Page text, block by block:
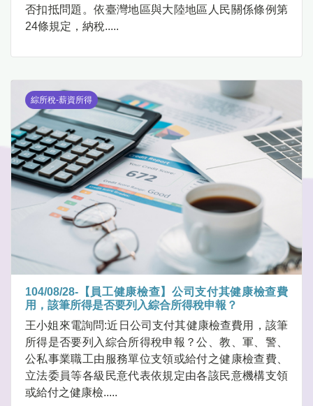
否扣抵問題。依臺灣地區與大陸地區人民關係條例第
24條規定，納稅.....
綜所稅-薪資所得
104/08/28-【員工健康檢查】公司支付其健康檢查費
用，該筆所得是否要列入綜合所得稅申報？
王小姐來電詢問:近日公司支付其健康檢查費用，該筆
所得是否要列入綜合所得稅申報？公、教、軍、警、
公私事業職工由服務單位支領或給付之健康檢查費、
立法委員等各級民意代表依規定由各該民意機構支領
或給付之健康檢.....